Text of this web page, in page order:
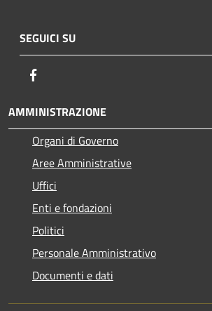
SEGUICI SU
AMMINISTRAZIONE
Organi di Governo
Aree Amministrative
Uffici
Enti e fondazioni
Politici
Personale Amministrativo
Documenti e dati